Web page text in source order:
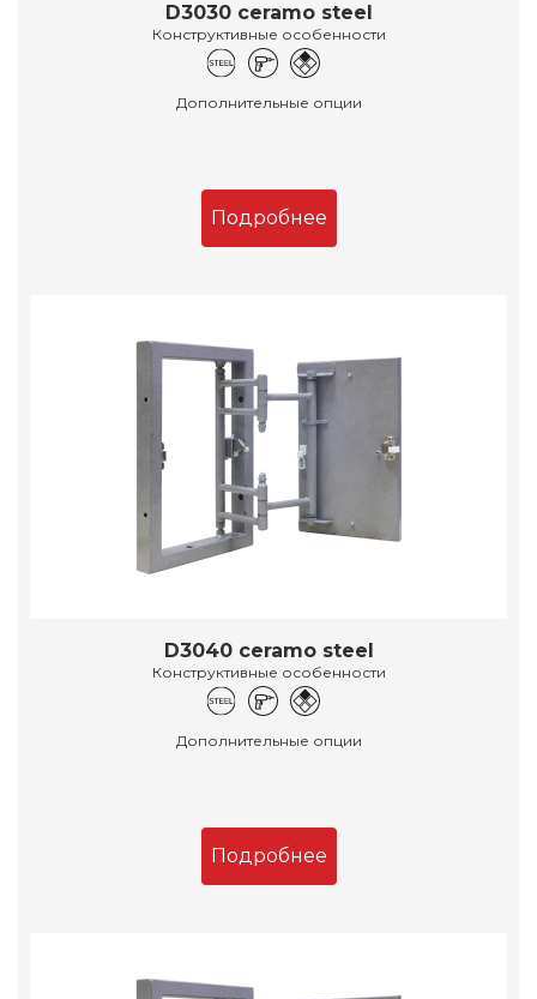
D3030 ceramo steel
Конструктивные особенности
Дополнительные опции
Подробнее
D3040 ceramo steel
Конструктивные особенности
Дополнительные опции
Подробнее